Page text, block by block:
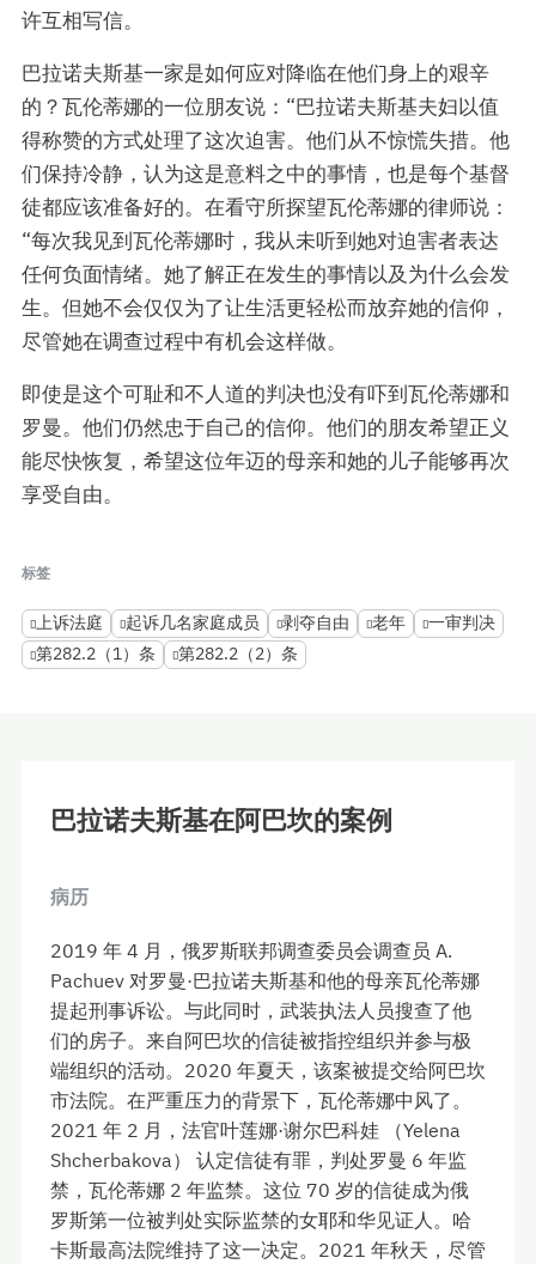
许互相写信。
巴拉诺夫斯基一家是如何应对降临在他们身上的艰辛
的？瓦伦蒂娜的一位朋友说：“巴拉诺夫斯基夫妇以值
得称赞的方式处理了这次迫害。他们从不惊慌失措。他
们保持冷静，认为这是意料之中的事情，也是每个基督
徒都应该准备好的。在看守所探望瓦伦蒂娜的律师说：
“每次我见到瓦伦蒂娜时，我从未听到她对迫害者表达
任何负面情绪。她了解正在发生的事情以及为什么会发
生。但她不会仅仅为了让生活更轻松而放弃她的信仰，
尽管她在调查过程中有机会这样做。
即使是这个可耻和不人道的判决也没有吓到瓦伦蒂娜和
罗曼。他们仍然忠于自己的信仰。他们的朋友希望正义
能尽快恢复，希望这位年迈的母亲和她的儿子能够再次
享受自由。
标签
上诉法庭 起诉几名家庭成员 剥夺自由 老年
一审判决
第282.2（1）条
第282.2（2）条
巴拉诺夫斯基在阿巴坎的案例
病历
2019 年 4 月，俄罗斯联邦调查委员会调查员 A.
Pachuev 对罗曼·巴拉诺夫斯基和他的母亲瓦伦蒂娜
提起刑事诉讼。与此同时，武装执法人员搜查了他
们的房子。来自阿巴坎的信徒被指控组织并参与极
端组织的活动。2020 年夏天，该案被提交给阿巴坎
市法院。在严重压力的背景下，瓦伦蒂娜中风了。
2021 年 2 月，法官叶莲娜·谢尔巴科娃 （Yelena
Shcherbakova） 认定信徒有罪，判处罗曼 6 年监
禁，瓦伦蒂娜 2 年监禁。这位 70 岁的信徒成为俄
罗斯第一位被判处实际监禁的女耶和华见证人。哈
卡斯最高法院维持了这一决定。2021 年秋天，尽管